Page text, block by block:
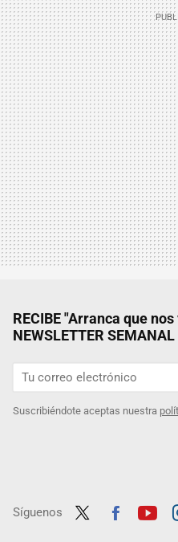
RECIBE "Arranca que
NEWSLETTER SEMANAL
Suscribiéndote aceptas nuestra
Síguenos